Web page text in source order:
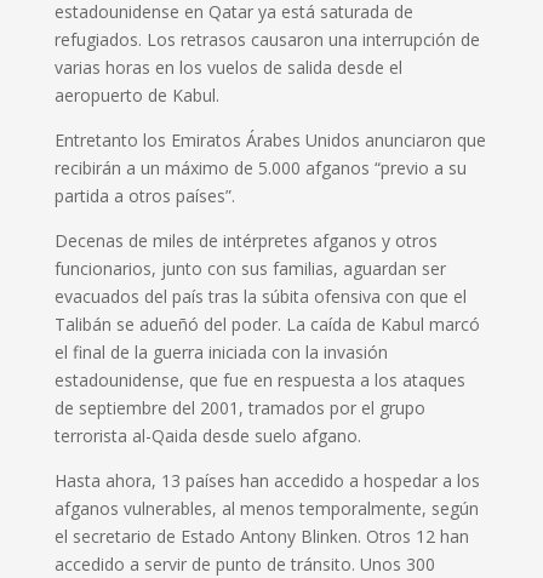
estadounidense en Qatar ya está saturada de
refugiados. Los retrasos causaron una interrupción de
varias horas en los vuelos de salida desde el
aeropuerto de Kabul.
Entretanto los Emiratos Árabes Unidos anunciaron que
recibirán a un máximo de 5.000 afganos “previo a su
partida a otros países”.
Decenas de miles de intérpretes afganos y otros
funcionarios, junto con sus familias, aguardan ser
evacuados del país tras la súbita ofensiva con que el
Talibán se adueñó del poder. La caída de Kabul marcó
el final de la guerra iniciada con la invasión
estadounidense, que fue en respuesta a los ataques
de septiembre del 2001, tramados por el grupo
terrorista al-Qaida desde suelo afgano.
Hasta ahora, 13 países han accedido a hospedar a los
afganos vulnerables, al menos temporalmente, según
el secretario de Estado Antony Blinken. Otros 12 han
accedido a servir de punto de tránsito. Unos 300